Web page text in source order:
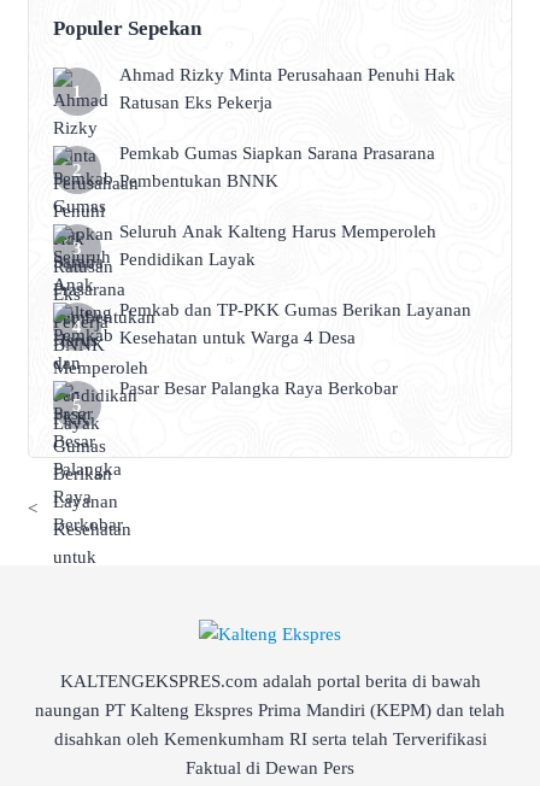
Populer Sepekan
Ahmad Rizky Minta Perusahaan Penuhi Hak
Ratusan Eks Pekerja
Pemkab Gumas Siapkan Sarana Prasarana
Pembentukan BNNK
Seluruh Anak Kalteng Harus Memperoleh
Pendidikan Layak
Pemkab dan TP-PKK Gumas Berikan Layanan
Kesehatan untuk Warga 4 Desa
Pasar Besar Palangka Raya Berkobar
<
KALTENGEKSPRES.com adalah portal berita di bawah
naungan PT Kalteng Ekspres Prima Mandiri (KEPM) dan telah
disahkan oleh Kemenkumham RI serta telah Terverifikasi
Faktual di Dewan Pers